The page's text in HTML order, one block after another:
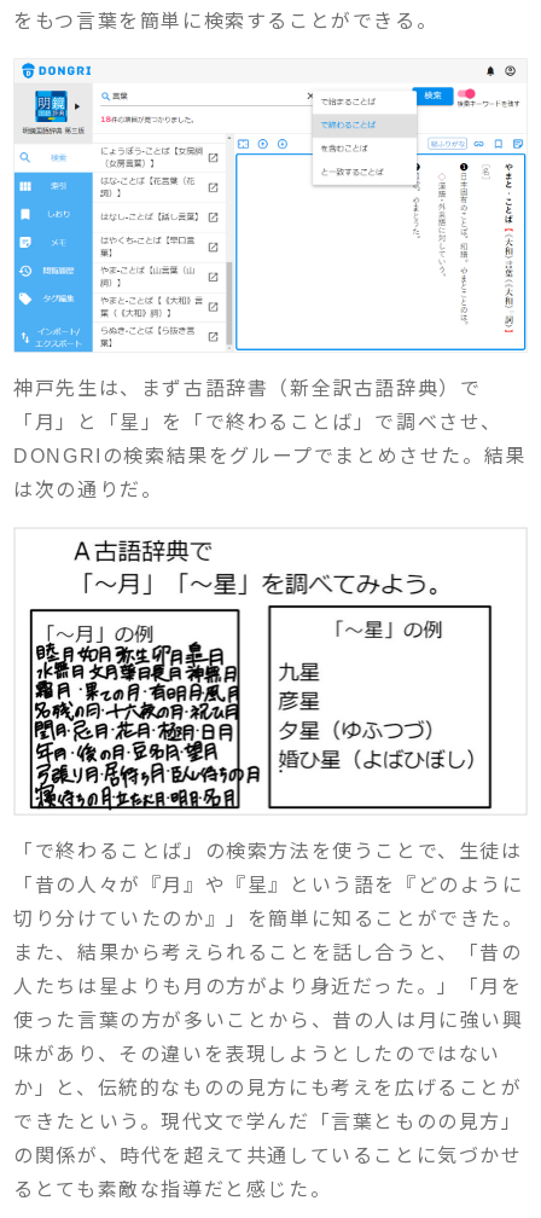
をもつ言葉を簡単に検索することができる。
神戸先生は、まず古語辞書（新全訳古語辞典）で
「月」と「星」を「で終わることば」で調べさせ、
DONGRIの検索結果をグループでまとめさせた。結果
は次の通りだ。
「で終わることば」の検索方法を使うことで、生徒は
「昔の人々が『月』や『星』という語を『どのように
切り分けていたのか』」を簡単に知ることができた。
また、結果から考えられることを話し合うと、「昔の
人たちは星よりも月の方がより身近だった。」「月を
使った言葉の方が多いことから、昔の人は月に強い興
味があり、その違いを表現しようとしたのではない
か」と、伝統的なものの見方にも考えを広げることが
できたという。現代文で学んだ「言葉とものの見方」
の関係が、時代を超えて共通していることに気づかせ
るとても素敵な指導だと感じた。